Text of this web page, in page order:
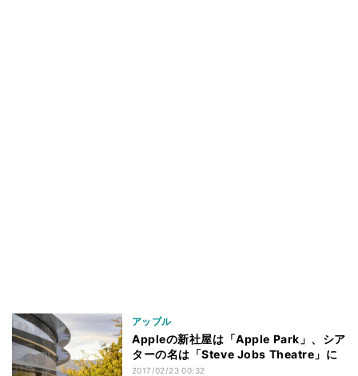
アップル
Appleの新社屋は「Apple Park」、シア
ターの名は「Steve Jobs Theatre」に
2017/02/23 00:32